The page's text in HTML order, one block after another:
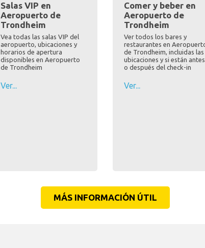
Salas VIP en
Aeropuerto de
Trondheim
Vea todas las salas VIP del
aeropuerto, ubicaciones y
horarios de apertura
disponibles en Aeropuerto
de Trondheim
Ver...
Comer y beber en
Aeropuerto de
Trondheim
Ver todos los bares y
restaurantes en
de Trondheim, incluidas las
ubicaciones y si están antes
o después del check-in
Ver...
MÁS INFORMACIÓN ÚTIL